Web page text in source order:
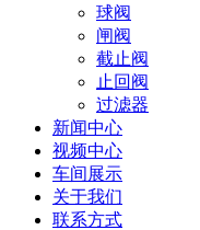
球阀
闸阀
截止阀
止回阀
过滤器
新闻中心
视频中心
车间展示
关于我们
联系方式